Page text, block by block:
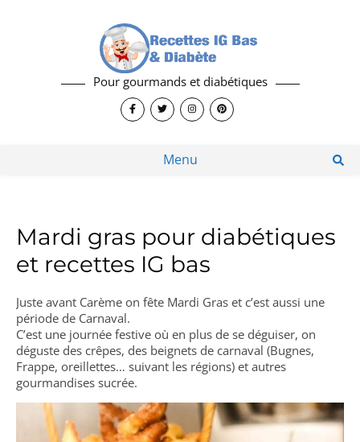
Pour gourmands et diabétiques
Menu
Mardi gras pour diabétiques
et recettes IG bas
Juste avant Carème on fête Mardi Gras et c’est aussi une
période de Carnaval.
C’est une journée festive où en plus de se déguiser, on
déguste des crêpes, des beignets de carnaval (Bugnes,
Frappe, oreillettes… suivant les régions) et autres
gourmandises sucrée.